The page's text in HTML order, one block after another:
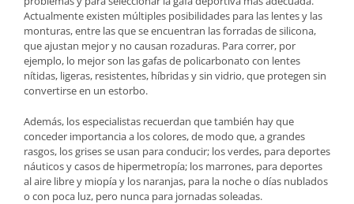
Actualmente existen múltiples posibilidades para las lentes y las
monturas, entre las que se encuentran las forradas de silicona,
que ajustan mejor y no causan rozaduras. Para correr, por
ejemplo, lo mejor son las gafas de policarbonato con lentes
nítidas, ligeras, resistentes, híbridas y sin vidrio, que protegen sin
convertirse en un estorbo.
Además, los especialistas recuerdan que también hay que
conceder importancia a los colores, de modo que, a grandes
rasgos, los grises se usan para conducir; los verdes, para deportes
náuticos y casos de hipermetropía; los marrones, para deportes
al aire libre y miopía y los naranjas, para la noche o días nublados
o con poca luz, pero nunca para jornadas soleadas.